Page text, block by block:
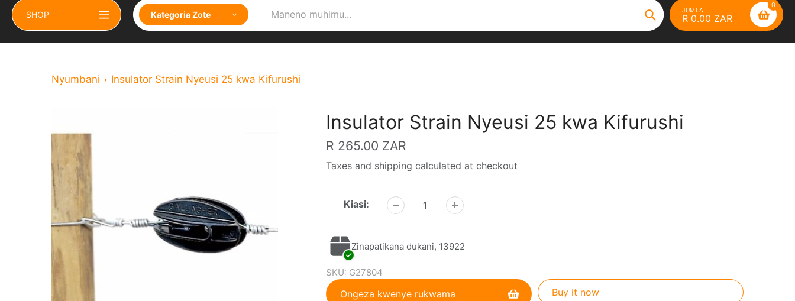
SHOP Kategoria Zote
Tafuta
JUMLA
R 0.00 ZAR
0
Nyumbani Insulator Strain Nyeusi 25 kwa Kifurushi
Insulator Strain Nyeusi 25 kwa Kifurushi
Bei
ya
R 265.00 ZAR
Taxes and shipping calculated at checkout
Kiasi:
Zinapatikana dukani, 13922
SKU: G27804
Ongeza kwenye rukwama Buy it now